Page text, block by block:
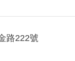
路222號